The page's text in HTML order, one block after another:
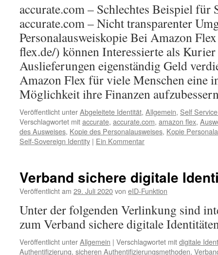
accurate.com – Schlechtes Beispiel
accurate.com – Nicht transparenter
Personalausweiskopie Bei Amazon
flex.de/) können Interessierte als
Auslieferungen eigenständig Geld
Amazon Flex für viele Menschen eine
Möglichkeit ihre Finanzen
Veröffentlicht unterAbgeleitete Identität, Allgemein, Self
Verschlagwortet mitaccurate, accurate.com, amazon flex,
des Ausweises, Kopie des Personalausweises, Kopie
Self-Sovereign Identity | Ein Kommentar
Verband sichere digitale
Veröffentlicht am 29. Juli 2020von eID-Funktion
Unter der folgenden Verlinkung sind
zum Verband sichere digitale
Veröffentlicht unterAllgemein | Verschlagwortet mitdigitale
Authentifizierung, sicheren Authentifizierungsmethoden,